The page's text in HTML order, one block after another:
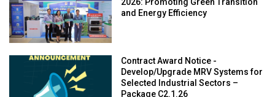
2026: Promoting Green Transition
and Energy Efficiency
Contract Award Notice -
Develop/Upgrade MRV Systems for
Selected Industrial Sectors –
Package C2.1.26